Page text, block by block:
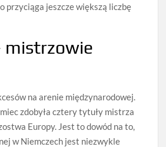
przyciąga jeszcze większą liczbę
mistrzowie
na arenie międzynarodowej.
zdobyła cztery tytuły mistrza
Europy. Jest to dowód na to,
w Niemczech jest niezwykle